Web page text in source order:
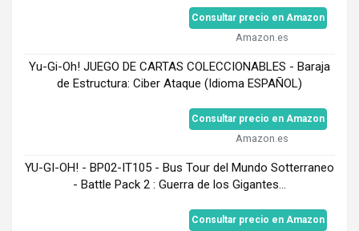
Consultar precio en Amazon
Amazon.es
Yu-Gi-Oh! JUEGO DE CARTAS COLECCIONABLES - Baraja
de Estructura: Ciber Ataque (Idioma ESPAÑOL)
Consultar precio en Amazon
Amazon.es
YU-GI-OH! - BP02-IT105 - Bus Tour del Mundo Sotterraneo
- Battle Pack 2 : Guerra de los Gigantes...
Consultar precio en Amazon